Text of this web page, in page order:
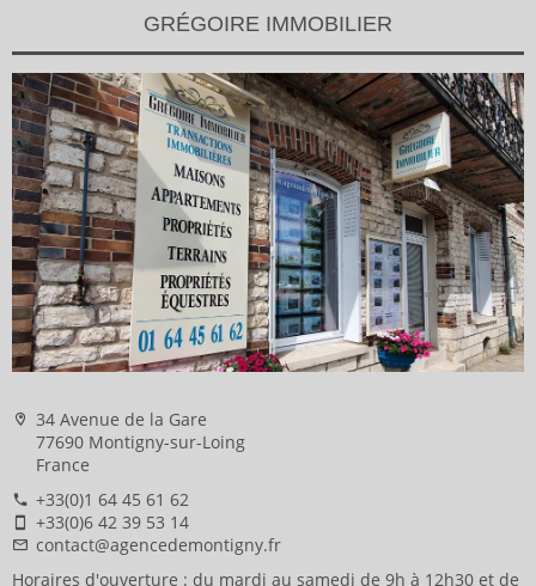
GRÉGOIRE IMMOBILIER
34 Avenue de la Gare
77690 Montigny-sur-Loing
France
+33(0)1 64 45 61 62
+33(0)6 42 39 53 14
contact@agencedemontigny.fr
Horaires d'ouverture : du mardi au samedi de 9h à 12h30 et de